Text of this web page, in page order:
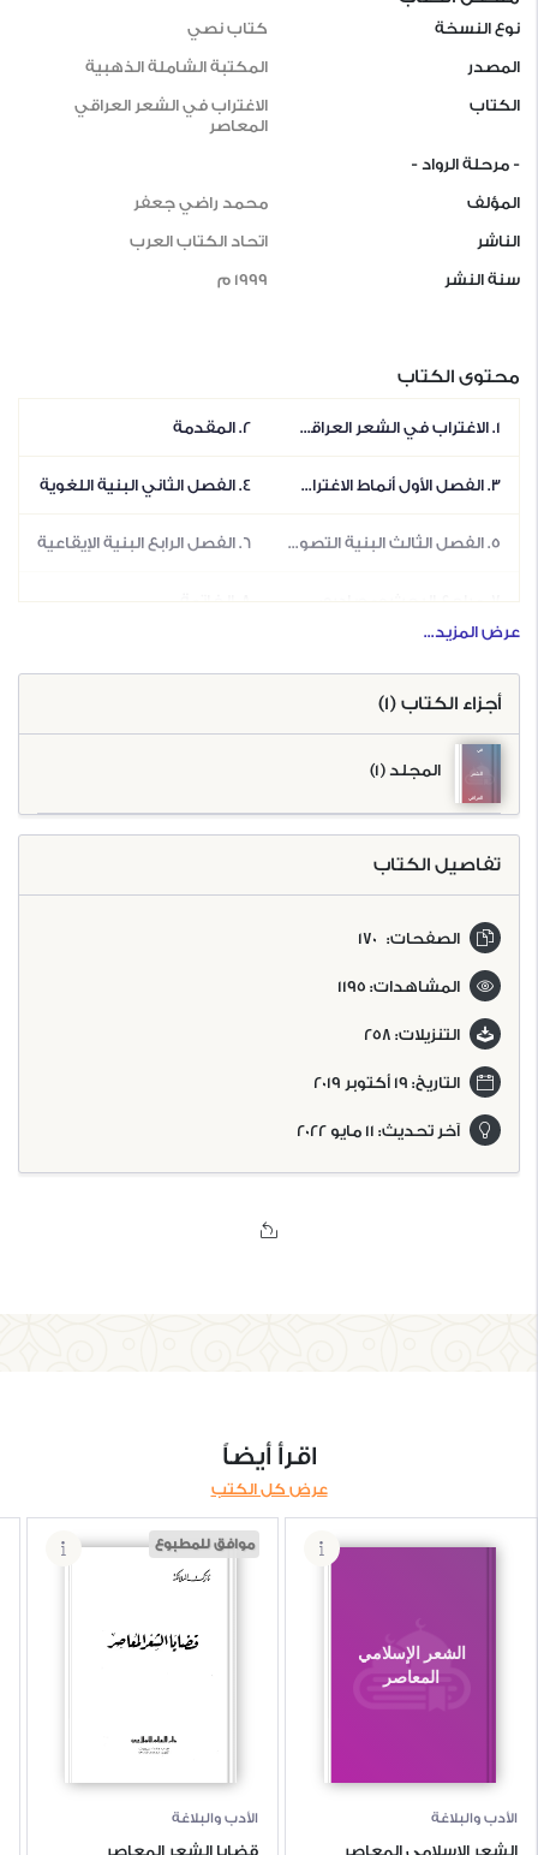
نوع النسخة كتاب نصي
المصدر المكتبة الشاملة الذهبية
الكتاب
الاغتراب في الشعر العراقي
المعاصر
- مرحلة الرواد -
المؤلف محمد راضي جعفر
الناشر اتحاد الكتاب العرب
سنة النشر 1999 م
محتوى الكتاب
1. الاغتراب في الشعر العراقي المعاصر 2. المقدمة
3. الفصل الأول أنماط الاغتراب لدى الشعراء الرواد 4. الفصل الثاني البنية اللغوية
5. الفصل الثالث البنية التصويرية 6. الفصل الرابع البنية الإيقاعية
عرض المزيد...
أجزاء الكتاب (1)
في
الشعر
العراقي
المجلد (1)
تفاصيل الكتاب
الصفحات: 170
المشاهدات: 1195
التنزيلات: 258
التاريخ: 19 أكتوبر 2019
آخر تحديث: 11 مايو 2022
اقرأ أيضاً
عرض كل الكتب
الشعر الإسلامي
المعاصر
الأدب والبلاغة
الشعر الإسلامي المعاصر
موافق للمطبوع
قضايا الشعر
الأدب والبلاغة
قضايا الشعر المعاصر